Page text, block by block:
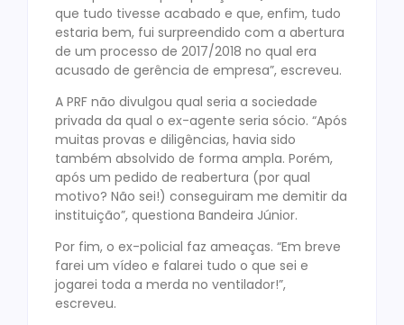
que tudo tivesse acabado e que, enfim, tudo
estaria bem, fui surpreendido com a abertura
de um processo de 2017/2018 no qual era
acusado de gerência de empresa”, escreveu.
A PRF não divulgou qual seria a sociedade
privada da qual o ex-agente seria sócio. “Após
muitas provas e diligências, havia sido
também absolvido de forma ampla. Porém,
após um pedido de reabertura (por qual
motivo? Não sei!) conseguiram me demitir da
instituição”, questiona Bandeira Júnior.
Por fim, o ex-policial faz ameaças. “Em breve
farei um vídeo e falarei tudo o que sei e
jogarei toda a merda no ventilador!”,
escreveu.